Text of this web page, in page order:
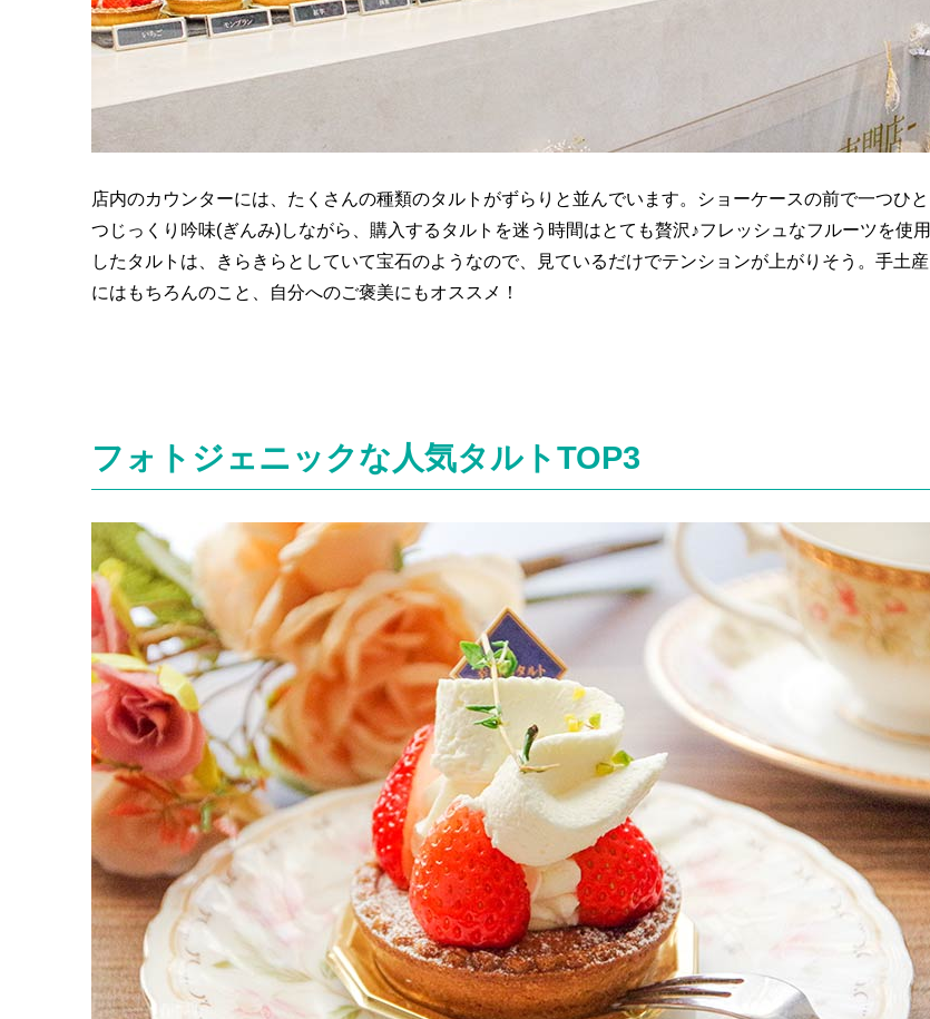
店内のカウンターには、たくさんの種類のタルトがずらりと並んでいます。ショーケースの前で一つひと
つじっくり吟味(ぎんみ)しながら、購入するタルトを迷う時間はとても贅沢♪フレッシュなフルーツを使用
したタルトは、きらきらとしていて宝石のようなので、見ているだけでテンションが上がりそう。 手土産
にはもちろんのこと、自分へのご褒美にもオススメ！
フォトジェニックな人気タルトTOP3